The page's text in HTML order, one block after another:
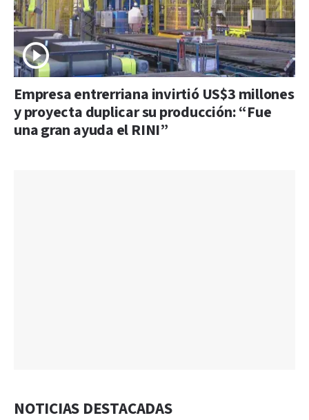
Empresa entrerriana invirtió US$3 millones
y proyecta duplicar su producción: “Fue
una gran ayuda el RINI”
NOTICIAS DESTACADAS